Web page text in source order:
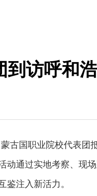
到访呼和
古国职业院校代表团
动通过实地考察、现
注入新活力。